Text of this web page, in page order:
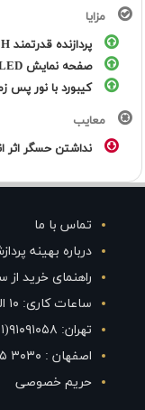
مزایا
پردازنده قدرتمند 185H
صفحه نمایش 3K OLED
کیبورد با نور پس
معایب
نداشتن حسگر اثر
تماس با ما
درباره بهینه
راهنمای خرید از
ساعات کاری: ۱۰ الی ۱۸
تهران: ۹۱۰۹۱۰۵۸(۰۲۱)
اصفهان : ۳۰۳۰ ۳۲۳۵ (۰۳۱)
حریم خصوصی